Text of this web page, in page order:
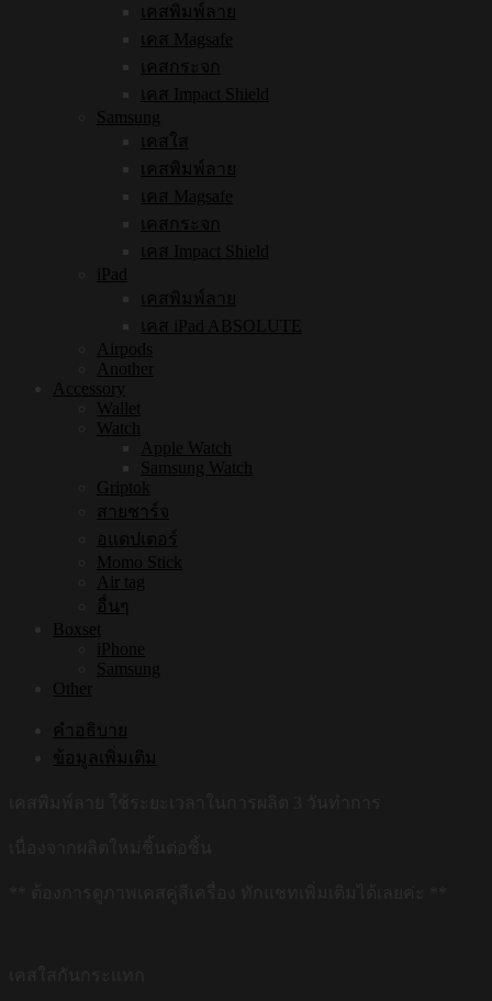
เคสพิมพ์ลาย
เคส Magsafe
เคสกระจก
เคส Impact Shield
Samsung
เคสใส
เคสพิมพ์ลาย
เคส Magsafe
เคสกระจก
เคส Impact Shield
iPad
เคสพิมพ์ลาย
เคส iPad ABSOLUTE
Airpods
Another
Accessory
Wallet
Watch
Apple Watch
Samsung Watch
Griptok
สายชาร์จ
อแดปเตอร์
Momo Stick
Air tag
อื่นๆ
Boxset
iPhone
Samsung
Other
คำอธิบาย
ข้อมูลเพิ่มเติม